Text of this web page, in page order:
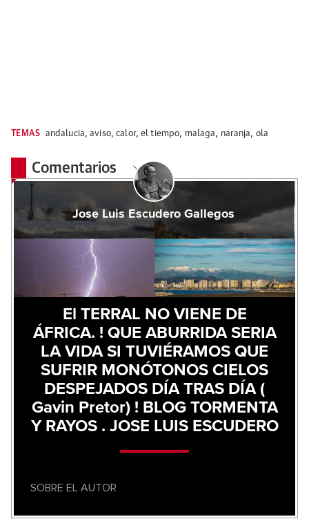
TEMAS andalucia,aviso,calor,el tiempo, malaga, naranja, ola
Comentarios
Jose Luis Escudero Gallegos
El TERRAL NO VIENE DE
ÁFRICA. ! QUE ABURRIDA SERIA
LA VIDA SI TUVIÉRAMOS QUE
SUFRIR MONÓTONOS CIELOS
DESPEJADOS DÍA TRAS DÍA (
Gavin Pretor) ! BLOG TORMENTA
Y RAYOS . JOSE LUIS ESCUDERO
SOBRE EL AUTOR